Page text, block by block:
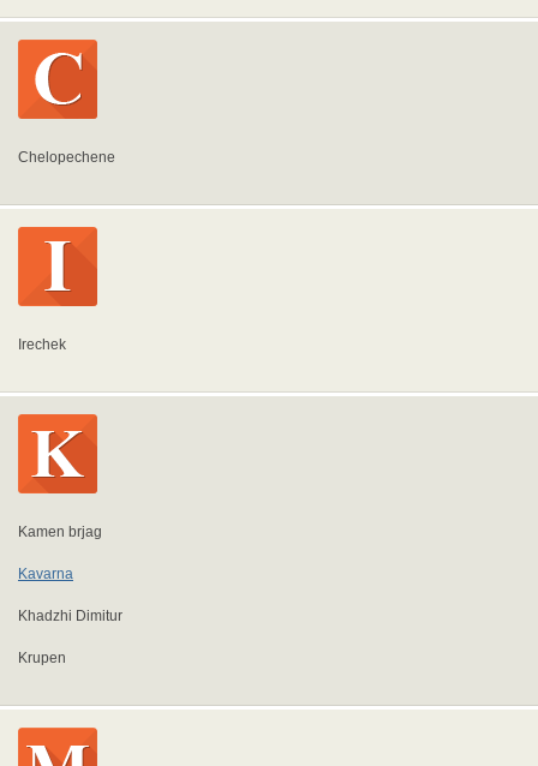
Chelopechene
Irechek
Kamen brjag
Kavarna
Khadzhi Dimitur
Krupen